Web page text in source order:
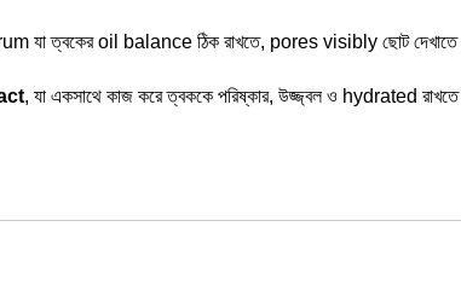
oil balance ঠিক রাখতে, pores visibly ছোট দেখাতে
, যা একসাথে কাজ করে ত্বককে পরিষ্কার, উজ্জ্বল ও hydrated